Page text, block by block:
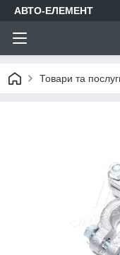
АВТО-ЕЛЕМЕНТ
Товари та